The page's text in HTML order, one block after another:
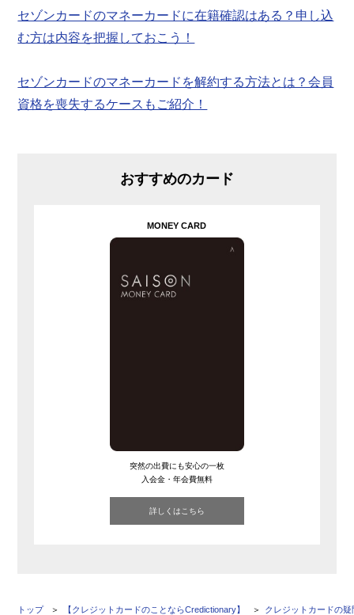
セゾンカードのマネーカードに在籍確認はある？申し込
む方は内容を把握しておこう！
セゾンカードのマネーカードを解約する方法とは？会員
資格を喪失するケースもご紹介！
おすすめのカード
MONEY CARD
突然の出費にも安心の一枚
入会金・年会費無料
詳しくはこちら
トップ 【クレジットカードのことならCredictionary】 クレジットカードの疑